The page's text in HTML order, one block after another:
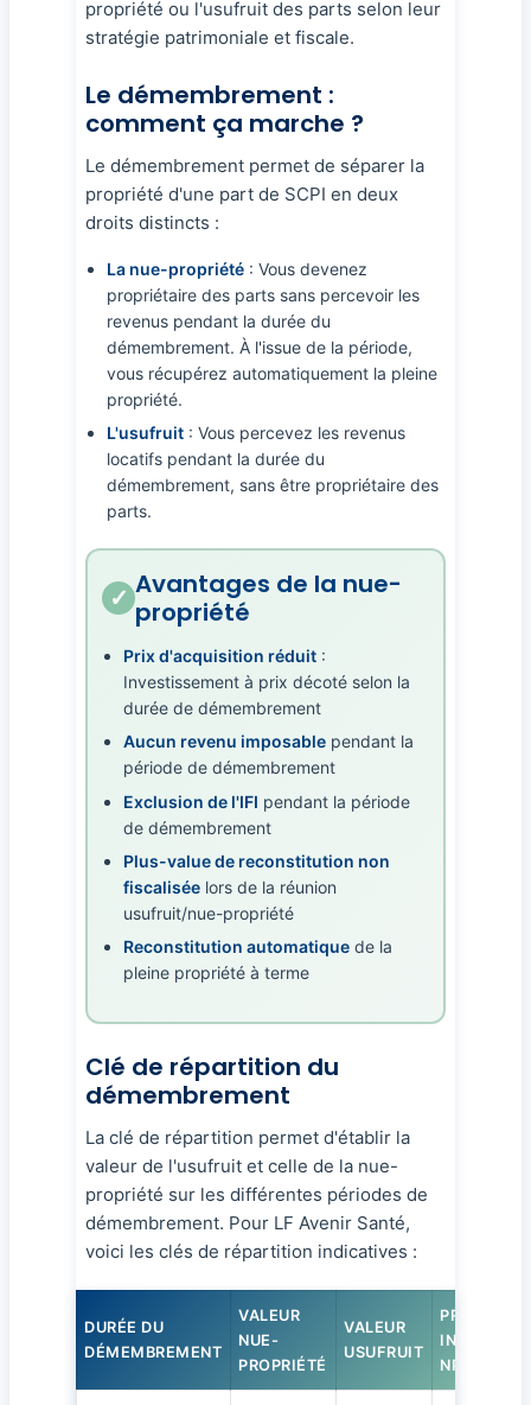
propriété ou l'usufruit des parts selon leur
stratégie patrimoniale et fiscale.
Le démembrement :
comment ça marche ?
Le démembrement permet de séparer la
propriété d'une part de SCPI en deux
droits distincts :
La nue-propriété : Vous devenez
propriétaire des parts sans percevoir les
revenus pendant la durée du
démembrement. À l'issue de la période,
vous récupérez automatiquement la pleine
propriété.
L'usufruit : Vous percevez les revenus
locatifs pendant la durée du
démembrement, sans être propriétaire des
parts.
Avantages de la nue-
propriété
Prix d'acquisition réduit :
Investissement à prix décoté selon la
durée de démembrement
Aucun revenu imposable pendant la
période de démembrement
Exclusion de l'IFI pendant la période
de démembrement
Plus-value de reconstitution non
fiscalisée lors de la réunion
usufruit/nue-propriété
Reconstitution automatique de la
pleine propriété à terme
Clé de répartition du
démembrement
La clé de répartition permet d'établir la
valeur de l'usufruit et celle de la nue-
propriété sur les différentes périodes de
démembrement. Pour LF Avenir Santé,
voici les clés de répartition indicatives :
DURÉE DU
DÉMEMBREMENT
VALEUR
NUE-
PROPRIÉTÉ
VALEUR
USUFRUIT
PRIX
INDICATIF
NP*